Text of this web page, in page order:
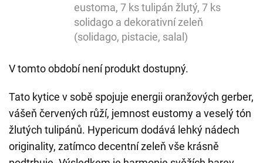
eustoma, 7 ks tulipán žlutý, 7 ks
solidago a dekorativní zeleň
(solidago, pistacie, salal)
V tomto období není produkt dostupný.
Tato kytice v sobě spojuje energii oranžových gerber,
vášeň červených růží, jemnost eustomy a veselý tón
žlutých tulipánů. Hypericum dodává lehký nádech
originality, zatímco decentní zeleň vše krásně